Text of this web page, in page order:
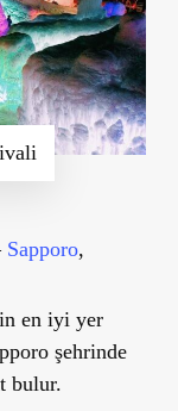
Sapporo,
en iyi yer
şehrinde
bulur.